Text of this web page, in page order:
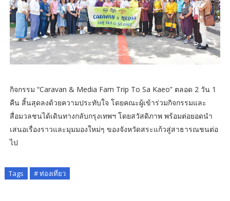
กิจกรรม “Caravan & Media Fam Trip To Sa Kaeo” ตลอด 2 วัน 1
คืน สิ้นสุดลงด้วยความประทับใจ โดยคณะผู้เข้าร่วมกิจกรรมและ
สื่อมวลชนได้เดินทางกลับกรุงเทพฯ โดยสวัสดิภาพ พร้อมต่อยอดนำ
เสนอเรื่องราวและมุมมองใหม่ๆ ของจังหวัดสระแก้วสู่สาธารณชนต่อ
ไป
Tags # ท่องเที่ยว